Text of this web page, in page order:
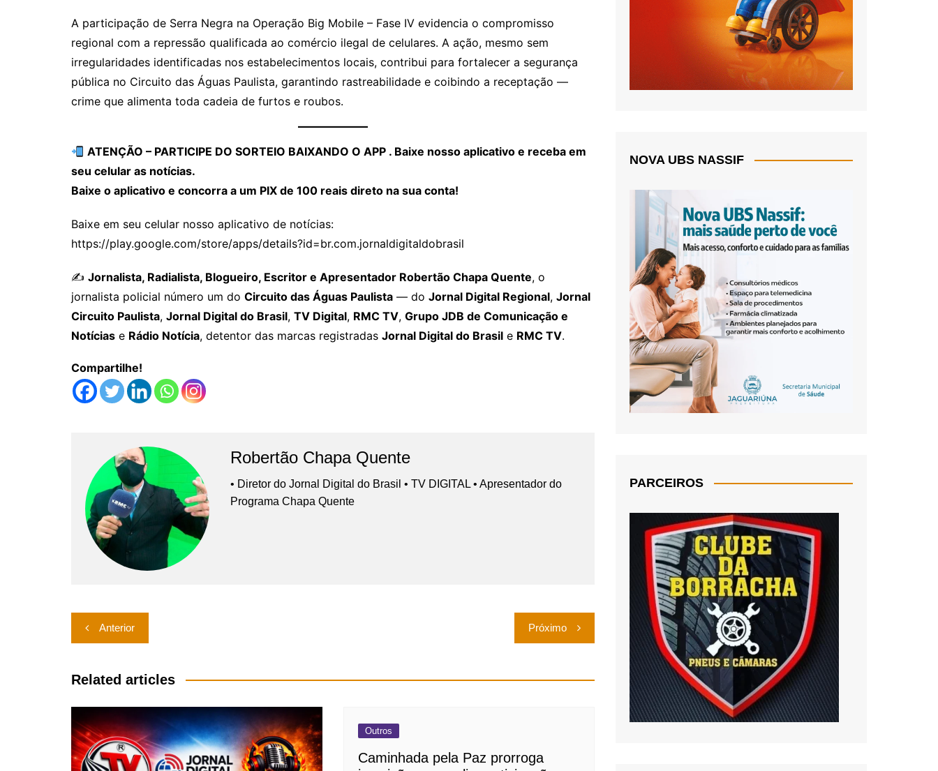
A participação de Serra Negra na Operação Big Mobile – Fase IV evidencia o compromisso
regional com a repressão qualificada ao comércio ilegal de celulares. A ação, mesmo sem
irregularidades identificadas nos estabelecimentos locais, contribui para fortalecer a segurança
pública no Circuito das Águas Paulista, garantindo rastreabilidade e coibindo a receptação —
crime que alimenta toda cadeia de furtos e roubos.
ATENÇÃO – PARTICIPE DO SORTEIO BAIXANDO O APP . Baixe nosso aplicativo e receba em
seu celular as notícias.
Baixe o aplicativo e concorra a um PIX de 100 reais direto na sua conta!
Baixe em seu celular nosso aplicativo de notícias:
https://play.google.com/store/apps/details?id=br.com.jornaldigitaldobrasil
✍️ Jornalista, Radialista, Blogueiro, Escritor e Apresentador Robertão Chapa Quente, o
jornalista policial número um do Circuito das Águas Paulista — do Jornal Digital Regional, Jornal
Circuito Paulista, Jornal Digital do Brasil, TV Digital, RMC TV, Grupo JDB de Comunicação e
Notícias e Rádio Notícia, detentor das marcas registradas Jornal Digital do Brasil e RMC TV.
Compartilhe!
Robertão Chapa Quente
• Diretor do Jornal Digital do Brasil • TV DIGITAL • Apresentador do
Programa Chapa Quente
Navegação
de
Post
Anterior Próximo
Related articles
Outros
Caminhada pela Paz prorroga
NOVA UBS NASSIF
PARCEIROS